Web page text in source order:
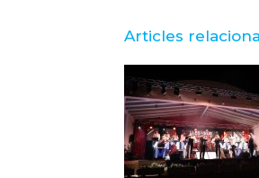
Articles